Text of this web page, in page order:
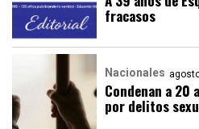
fracasos
Nacionales
Condenan a 20
por delitos